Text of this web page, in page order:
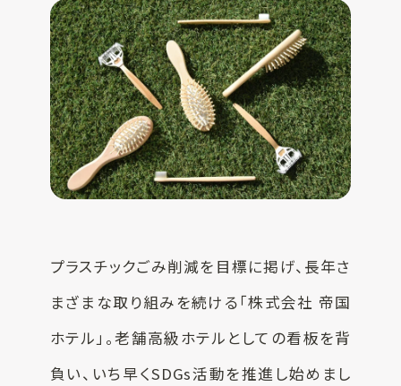
プラスチックごみ削減を目標に掲げ、長年さ
まざまな取り組みを続ける「株式会社 帝国
ホテル」。老舗高級ホテルとしての看板を背
負い、いち早くSDGs活動を推進し始めまし